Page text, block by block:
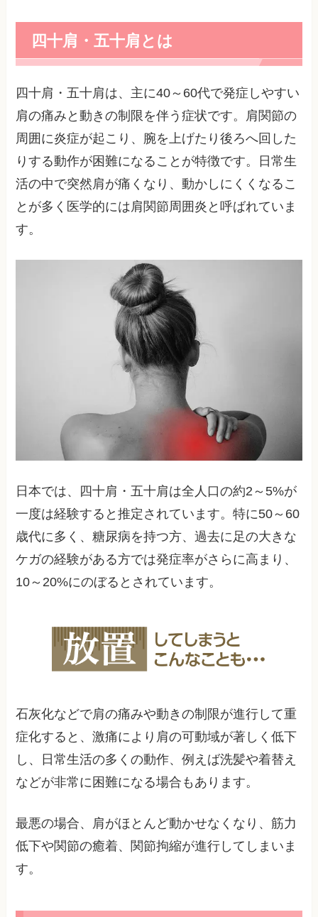
四十肩・五十肩とは
四十肩・五十肩は、主に40～60代で発症しやすい
肩の痛みと動きの制限を伴う症状です。肩関節の
周囲に炎症が起こり、腕を上げたり後ろへ回した
りする動作が困難になることが特徴です。日常生
活の中で突然肩が痛くなり、動かしにくくなるこ
とが多く医学的には肩関節周囲炎と呼ばれていま
す。
日本では、四十肩・五十肩は全人口の約2～5%が
一度は経験すると推定されています。特に50～60
歳代に多く、糖尿病を持つ方、過去に足の大きな
ケガの経験がある方では発症率がさらに高まり、
10～20%にのぼるとされています。
石灰化などで肩の痛みや動きの制限が進行して重
症化すると、激痛により肩の可動域が著しく低下
し、日常生活の多くの動作、例えば洗髪や着替え
などが非常に困難になる場合もあります。
最悪の場合、肩がほとんど動かせなくなり、筋力
低下や関節の癒着、関節拘縮が進行してしまいま
す。